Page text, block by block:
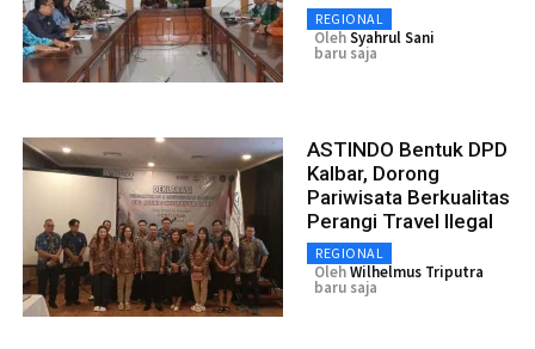
REGIONAL
OlehSyahrul Sani
baru saja
ASTINDO Bentuk DPD
Kalbar, Dorong
Pariwisata Berkualitas
Perangi Travel Ilegal
REGIONAL
OlehWilhelmus Triputra
baru saja